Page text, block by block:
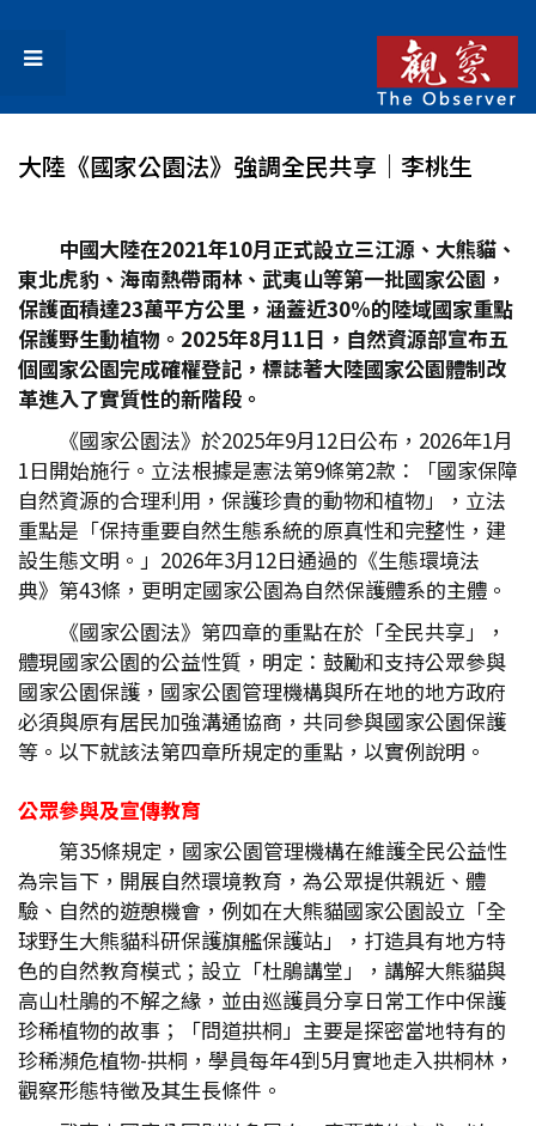
大陸《國家公園法》強調全民共享│李桃生
中國大陸在2021年10月正式設立三江源、大熊貓、
東北虎豹、海南熱帶雨林、武夷山等第一批國家公園，
保護面積達23萬平方公里，涵蓋近30%的陸域國家重點
保護野生動植物。2025年8月11日，自然資源部宣布五
個國家公園完成確權登記，標誌著大陸國家公園體制改
革進入了實質性的新階段。
《國家公園法》於2025年9月12日公布，2026年1月
1日開始施行。立法根據是憲法第9條第2款：「國家保障
自然資源的合理利用，保護珍貴的動物和植物」，立法
重點是「保持重要自然生態系統的原真性和完整性，建
設生態文明。」2026年3月12日通過的《生態環境法
典》第43條，更明定國家公園為自然保護體系的主體。
《國家公園法》第四章的重點在於「全民共享」，
體現國家公園的公益性質，明定：鼓勵和支持公眾參與
國家公園保護，國家公園管理機構與所在地的地方政府
必須與原有居民加強溝通協商，共同參與國家公園保護
等。以下就該法第四章所規定的重點，以實例說明。
公眾參與及宣傳教育
第35條規定，國家公園管理機構在維護全民公益性
為宗旨下，開展自然環境教育，為公眾提供親近、體
驗、自然的遊憩機會，例如在大熊貓國家公園設立「全
球野生大熊貓科研保護旗艦保護站」，打造具有地方特
色的自然教育模式；設立「杜鵑講堂」，講解大熊貓與
高山杜鵑的不解之緣，並由巡護員分享日常工作中保護
珍稀植物的故事；「問道拱桐」主要是探密當地特有的
珍稀瀕危植物-拱桐，學員每年4到5月實地走入拱桐林，
觀察形態特徵及其生長條件。